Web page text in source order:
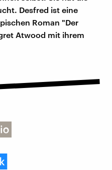
Desfred ist eine
Roman "Der
Atwood mit ihrem